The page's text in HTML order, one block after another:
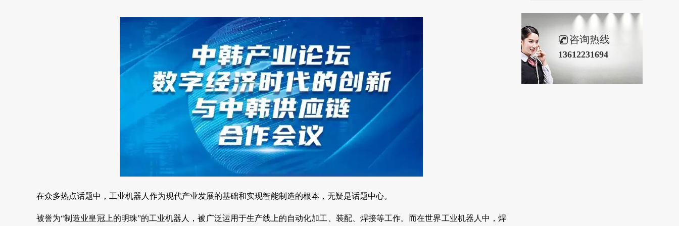
在众多热点话题中，工业机器人作为现代产业发展的基础和实现智能制造的根本，无疑是话题中心。
被誉为“制造业皇冠上的明珠”的工业机器人，被广泛运用于生产线上的自动化加工、装配、焊接等工作。而在世界工业机器人中，焊
咨询热线
13612231694